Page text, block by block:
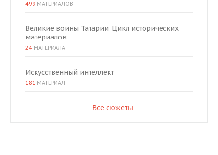
499 МАТЕРИАЛОВ
Великие воины Татарии. Цикл исторических
материалов
24 МАТЕРИАЛА
Искусственный интеллект
181 МАТЕРИАЛ
Все сюжеты